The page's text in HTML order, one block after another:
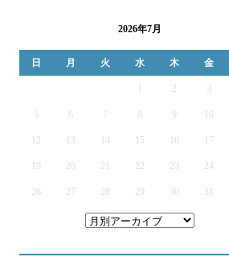
2026年7月
日 月 火 水 木 金
2 3
5 6 7 9
12 13 14 15 16 17
19 20 21 22 23 24
26 27 28 29 30 31